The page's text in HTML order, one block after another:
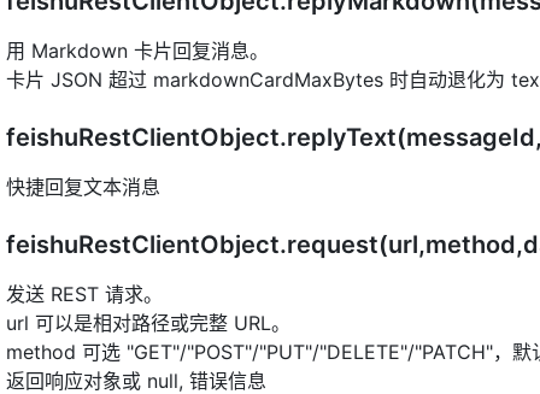
用 Markdown 卡片回复消息。
卡片 JSON 超过 markdownCardMaxBytes 时自动退化为
快捷回复文本消息
发送 REST 请求。
url 可以是相对路径或完整 URL。
method 可选 "GET"/"POST"/"PUT"/"DELETE"/"PATCH"，默
返回响应对象或 null, 错误信息